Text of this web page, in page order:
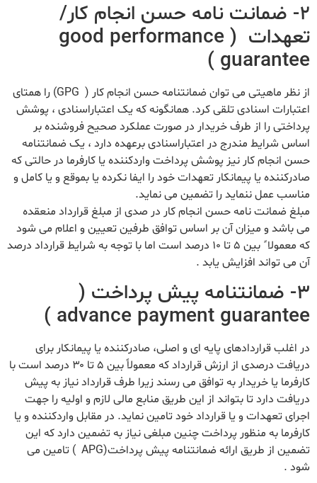
۲- ضمانت نامه حسن انجام کار/
تعهدات ( good performance
guarantee )
از نظر ماهیتی می توان ضمانتنامه حسن انجام کار ( GPG) را همتای
اعتبارات اسنادی تلقی کرد. همانگونه که یک اعتباراسنادی ، پوشش
پرداختی را از طرف خریدار در صورت عملکرد صحیح فروشنده بر
اساس شرایط مندرج در اعتباراسنادی برعهده دارد ، یک ضمانتنامه
حسن انجام کار نیز پوشش پرداخت واردکننده یا کارفرما در حالتی که
صادرکننده یا پیمانکار تعهدات خود را ایفا نکرده یا بموقع و یا کامل و
مناسب عمل ننماید را تضمین می نماید.
مبلغ ضمانت نامه حسن انجام کار در صدی از مبلغ قرارداد منعقده
می باشد و میزان آن بر اساس توافق طرفین تعیین و اعلام می شود
که معمولا ً بین ۵ تا ۱۰ درصد است اما با توجه به شرایط قرارداد درصد
آن می تواند افزایش یابد .
۳- ضمانتنامه پیش پرداخت (
advance payment guarantee )
در اغلب قراردادهای پایه ای و اصلی، صادرکننده یا پیمانکار برای
دریافت درصدی از ارزش قرارداد که معمولاً بین ۵ تا ۳۰ درصد است با
کارفرما یا خریدار به توافق می رسند زیرا طرف قرارداد نیاز به پیش
دریافت دارد تا بتواند از این طریق منابع مالی لازم و اولیه را جهت
اجرای تعهدات و یا قرارداد خود تامین نماید. در مقابل واردکننده و یا
کارفرما به منظور پرداخت چنین مبلغی نیاز به تضمین دارد که این
تضمین از طریق ارائه ضمانتنامه پیش پرداخت(APG ) تامین می
شود .